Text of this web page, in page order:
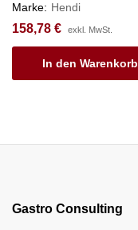
Marke: Hendi
158,78 € exkl. MwSt.
In den Warenkorb
Gastro Consulting